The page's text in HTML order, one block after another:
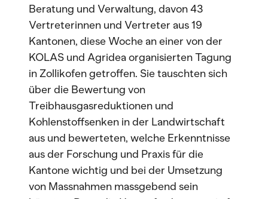
Beratung und Verwaltung, davon 43
Vertreterinnen und Vertreter aus 19
Kantonen, diese Woche an einer von der
KOLAS und Agridea organisierten Tagung
in Zollikofen getroffen. Sie tauschten sich
über die Bewertung von
Treibhausgasreduktionen und
Kohlenstoffsenken in der Landwirtschaft
aus und bewerteten, welche Erkenntnisse
aus der Forschung und Praxis für die
Kantone wichtig und bei der Umsetzung
von Massnahmen massgebend sein